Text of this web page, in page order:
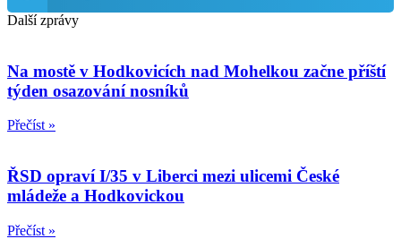
Další zprávy
Na mostě v Hodkovicích nad Mohelkou začne příští
týden osazování nosníků
Přečíst »
ŘSD opraví I/35 v Liberci mezi ulicemi České
mládeže a Hodkovickou
Přečíst »